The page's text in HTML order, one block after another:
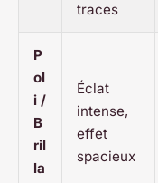
traces
P
ol
i /
B
ril
la
Éclat
intense,
effet
spacieux